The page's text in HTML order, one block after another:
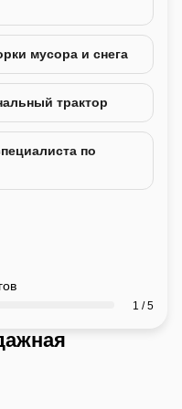
мусора и снега
трактор
по
1 / 5